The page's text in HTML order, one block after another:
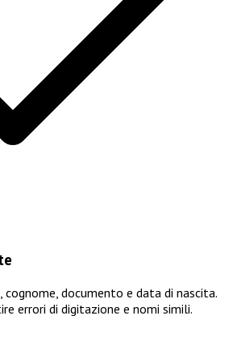
cognome, documento e data di nascita.
errori di digitazione e nomi simili.